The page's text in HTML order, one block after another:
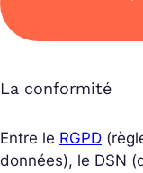
La conformité
Entre le RGPD
données), le DSN